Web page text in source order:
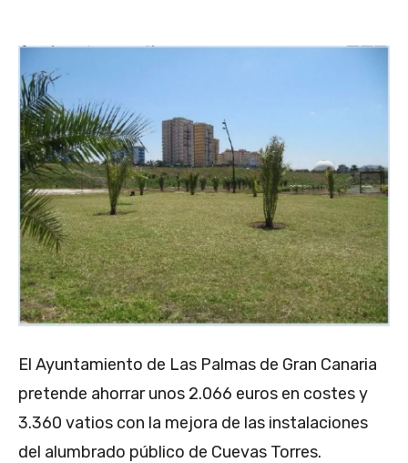
El Ayuntamiento de Las Palmas de Gran Canaria
pretende ahorrar unos 2.066 euros en costes y
3.360 vatios con la mejora de las instalaciones
del alumbrado público de Cuevas Torres.